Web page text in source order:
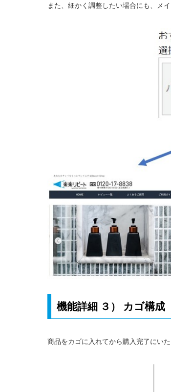
また、細かく調整したい場合にも、メ
機能詳細 ３） カゴ構成
商品をカゴに入れてから購入完了にい